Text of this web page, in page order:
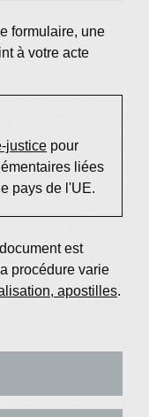
formulaire, une
à votre acte
justice pour
liées
pays de l'UE.
est
procédure varie
apostilles.